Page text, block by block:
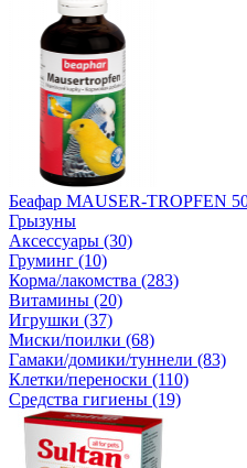
Беафар MAUSER-TROPFEN
Грызуны
Аксессуары (30)
Груминг (10)
Корма/лакомства (283)
Витамины (20)
Игрушки (37)
Миски/поилки (68)
Гамаки/домики/туннели (83)
Клетки/переноски (110)
Средства гигиены (19)